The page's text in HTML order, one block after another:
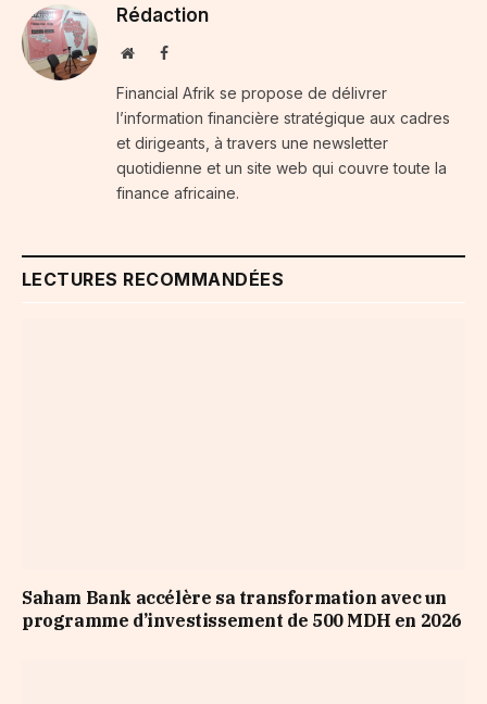
Rédaction
WebsiteFacebook
Financial Afrik se propose de délivrer
l’information financière stratégique aux cadres
et dirigeants, à travers une newsletter
quotidienne et un site web qui couvre toute la
finance africaine.
LECTURES RECOMMANDÉES
Saham Bank accélère sa transformation avec un
programme d’investissement de 500 MDH en 2026